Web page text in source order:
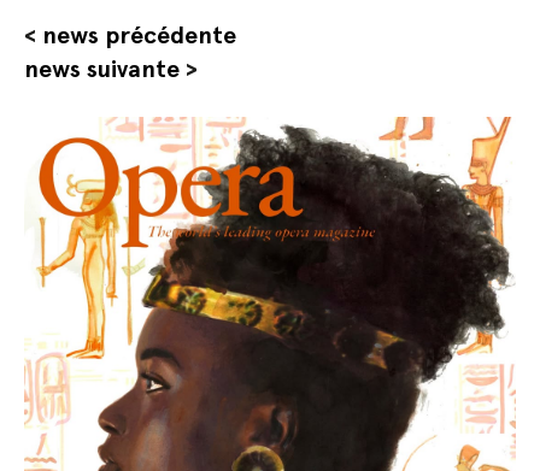
< news précédente
news suivante >